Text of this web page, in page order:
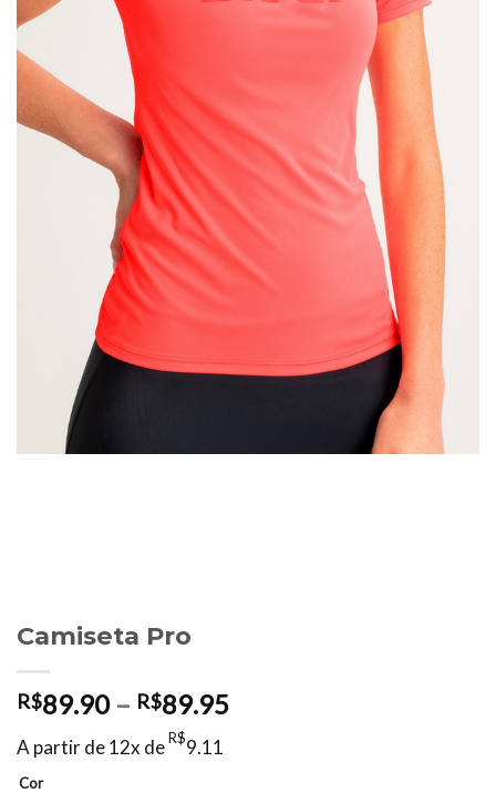
Camiseta Pro
R$89.90 – R$89.95Faixa
A partir de 12x deR$9.11
Cor